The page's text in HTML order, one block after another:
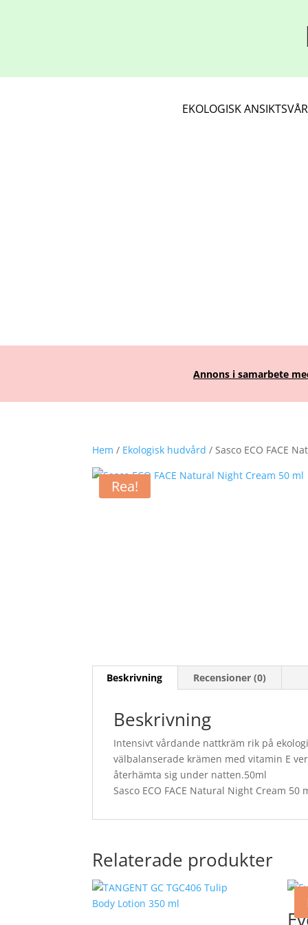
EKOLOGISK
Annons i samarbete
Hem / Ekologisk hudvård / Sasco ECO FACE
Rea!
Beskrivning Recensioner (0)
Beskrivning
Intensivt vårdande nattkräm rik på
välbalanserade krämen med vitamin E
återhämta sig under natten.50ml
Sasco ECO FACE Natural Night Cream 50
Relaterade produkter